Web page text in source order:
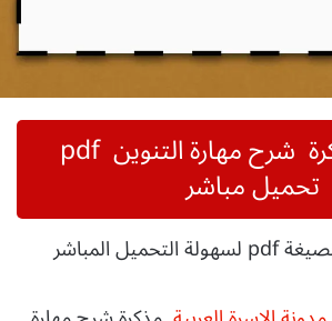
شرح مهارة التنوين pdf
تحميل مباشر
كما تعرض المذكرة بصيغة pdf لسهولة التحميل المباشر